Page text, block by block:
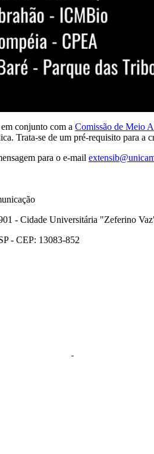
conjunto com a Comissão de Meio
Trata-se de um pré-requisito para
para o e-mail
- Cidade Universitária "Zeferino
- CEP: 13083-852